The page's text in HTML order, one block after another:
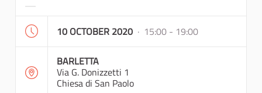
10 OCTOBER 2020 · 15:00 - 19:00
BARLETTA
Via G. Donizzetti 1
Chiesa di San Paolo